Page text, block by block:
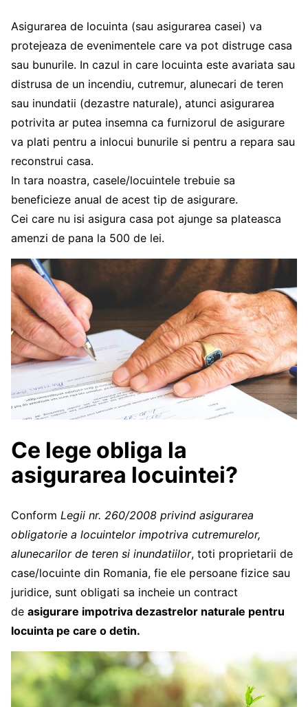
Asigurarea de locuinta (sau asigurarea casei) va
protejeaza de evenimentele care va pot distruge casa
sau bunurile. In cazul in care locuinta este avariata sau
distrusa de un incendiu, cutremur, alunecari de teren
sau inundatii (dezastre naturale), atunci asigurarea
potrivita ar putea insemna ca furnizorul de asigurare
va plati pentru a inlocui bunurile si pentru a repara sau
reconstrui casa.
In tara noastra, casele/locuintele trebuie sa
beneficieze anual de acest tip de asigurare.
Cei care nu isi asigura casa pot ajunge sa plateasca
amenzi de pana la 500 de lei.
Ce lege obliga la
asigurarea locuintei?
Conform Legii nr. 260/2008 privind asigurarea
obligatorie a locuintelor impotriva cutremurelor,
alunecarilor de teren si inundatiilor, toti proprietarii de
case/locuinte din Romania, fie ele persoane fizice sau
juridice, sunt obligati sa incheie un contract
de asigurare impotriva dezastrelor naturale pentru
locuinta pe care o detin.